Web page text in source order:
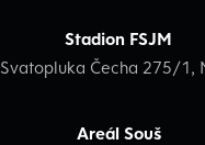
Stadion FSJM
Svatopluka Čecha 275/1,
Areál Souš